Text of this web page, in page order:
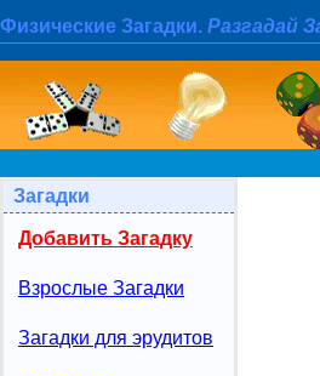
Физические Загадки. Разгадай
Загадки
Добавить Загадку
Взрослые Загадки
Загадки для эрудитов